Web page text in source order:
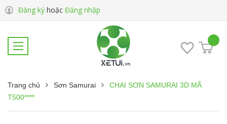
Đăng ký hoặc Đăng nhập
Trang chủ Sơn Samurai
CHAI SƠN SAMURAI 3D MÃ
T500****